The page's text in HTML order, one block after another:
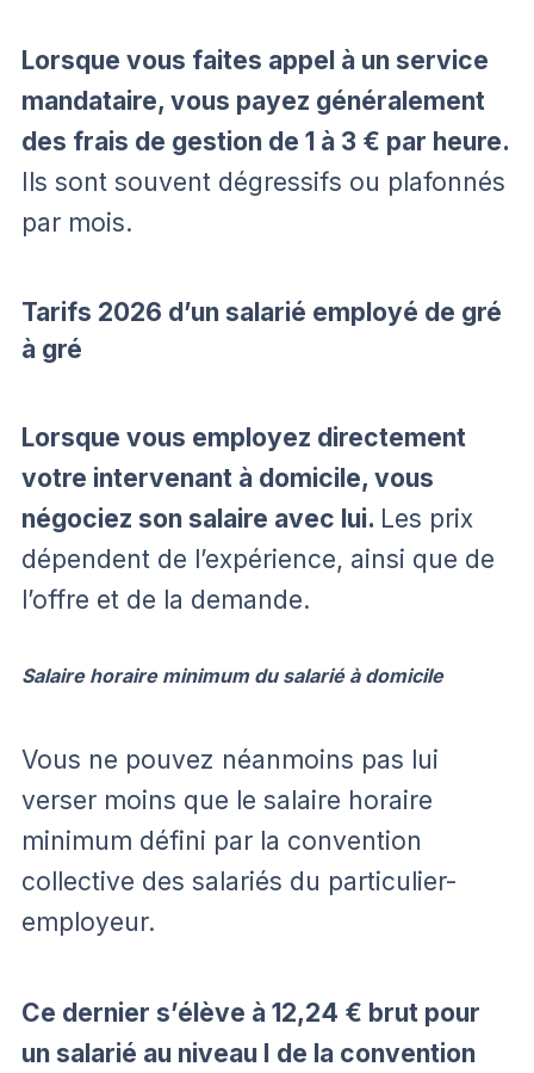
Lorsque vous faites appel à un service
mandataire, vous payez généralement
des frais de gestion de 1 à 3 € par heure.
Ils sont souvent dégressifs ou plafonnés
par mois.
Tarifs 2026 d’un salarié employé de gré
à gré
Lorsque vous employez directement
votre intervenant à domicile, vous
négociez son salaire avec lui. Les prix
dépendent de l’expérience, ainsi que de
l’offre et de la demande.
Salaire horaire minimum du salarié à domicile
Vous ne pouvez néanmoins pas lui
verser moins que le salaire horaire
minimum défini par la convention
collective des salariés du particulier-
employeur.
Ce dernier s’élève à 12,24 € brut pour
un salarié au niveau I de la convention